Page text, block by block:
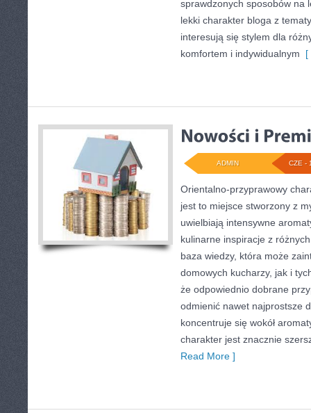
sprawdzonych sposobów na
lekki charakter bloga z
interesują się stylem dla
komfortem i indywidualnym [
CZE -
ADMIN
Orientalno-przyprawowy
jest to miejsce stworzony z
uwielbiają intensywne
kulinarne inspiracje z
baza wiedzy, która może
domowych kucharzy, jak i
że odpowiednio dobrane
odmienić nawet najprostsze
koncentruje się wokół
charakter jest znacznie
Read More ]